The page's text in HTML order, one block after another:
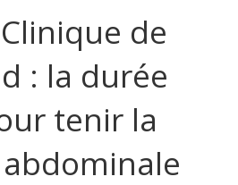
de
: la durée
tenir la